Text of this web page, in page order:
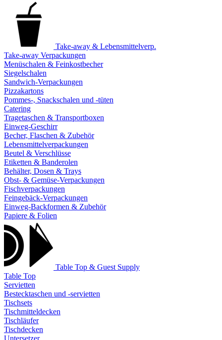
Take-away & Lebensmittelverp.
Take-away Verpackungen
Menüschalen & Feinkostbecher
Siegelschalen
Sandwich-Verpackungen
Pizzakartons
Pommes-, Snackschalen und -tüten
Catering
Tragetaschen & Transportboxen
Einweg-Geschirr
Becher, Flaschen & Zubehör
Lebensmittelverpackungen
Beutel & Verschlüsse
Etiketten & Banderolen
Behälter, Dosen & Trays
Obst- & Gemüse-Verpackungen
Fischverpackungen
Feingebäck-Verpackungen
Einweg-Backformen & Zubehör
Papiere & Folien
Table Top & Guest Supply
Table Top
Servietten
Bestecktaschen und -servietten
Tischsets
Tischmitteldecken
Tischläufer
Tischdecken